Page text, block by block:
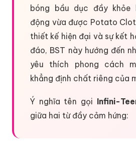
bóng bầu dục đầy khỏe
động vừa được Potato
thiết kế hiện đại và sự kết
đáo, BST này hướng đến
yêu thích phong cách
khẳng định chất riêng của
Ý nghĩa tên gọi Infini-
giữa hai từ đầy cảm hứng: